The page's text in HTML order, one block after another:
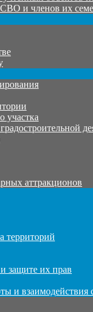
и членов их
участка
аттракционов
территорий
защите их прав
и